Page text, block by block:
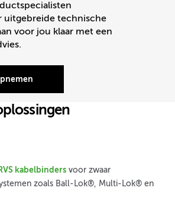
uitgebreide technische
voor jou klaar met een
RVS kabelbinders voor zwaar
zoals Ball-Lok®, Multi-Lok® en